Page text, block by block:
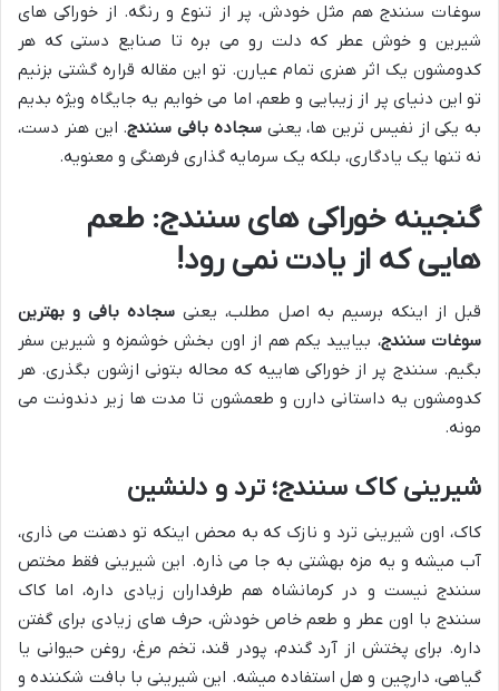
سوغات سنندج هم مثل خودش، پر از تنوع و رنگه. از خوراکی های
شیرین و خوش عطر که دلت رو می بره تا صنایع دستی که هر
کدومشون یک اثر هنری تمام عیارن. تو این مقاله قراره گشتی بزنیم
تو این دنیای پر از زیبایی و طعم، اما می خوایم یه جایگاه ویژه بدیم
به یکی از نفیس ترین ها، یعنیسجاده بافی سنندج. این هنر دست،
نه تنها یک یادگاری، بلکه یک سرمایه گذاری فرهنگی و معنویه.
گنجینه خوراکی های سنندج: طعم
هایی که از یادت نمی رود!
قبل از اینکه برسیم به اصل مطلب، یعنی سجاده بافی و بهترین
سوغات سنندج، بیایید یکم هم از اون بخش خوشمزه و شیرین سفر
بگیم. سنندج پر از خوراکی هاییه که محاله بتونی ازشون بگذری. هر
کدومشون یه داستانی دارن و طعمشون تا مدت ها زیر دندونت می
مونه.
شیرینی کاک سنندج؛ ترد و دلنشین
کاک، اون شیرینی ترد و نازک که به محض اینکه تو دهنت می ذاری،
آب میشه و یه مزه بهشتی به جا می ذاره. این شیرینی فقط مختص
سنندج نیست و در کرمانشاه هم طرفداران زیادی داره، اما کاک
سنندج با اون عطر و طعم خاص خودش، حرف های زیادی برای گفتن
داره. برای پختش از آرد گندم، پودر قند، تخم مرغ، روغن حیوانی یا
گیاهی، دارچین و هل استفاده میشه. این شیرینی با بافت شکننده و